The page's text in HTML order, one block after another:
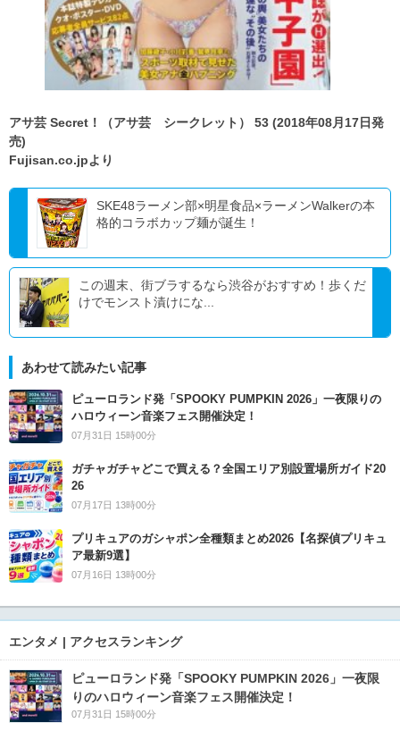
アサ芸 Secret！（アサ芸 シークレット） 53 (2018年08月17日発
売)
Fujisan.co.jpより
SKE48ラーメン部×明星食品×ラーメンWalkerの本
格的コラボカップ麺が誕生！
この週末、街ブラするなら渋谷がおすすめ！歩くだ
けでモンスト漬けにな...
あわせて読みたい記事
ピューロランド発「SPOOKY PUMPKIN 2026」一夜限りの
ハロウィーン音楽フェス開催決定！
07月31日 15時00分
ガチャガチャどこで買える？全国エリア別設置場所ガイド20
26
07月17日 13時00分
プリキュアのガシャポン全種類まとめ2026【名探偵プリキュ
ア最新9選】
07月16日 13時00分
エンタメ | アクセスランキング
ピューロランド発「SPOOKY PUMPKIN 2026」一夜限
りのハロウィーン音楽フェス開催決定！
07月31日 15時00分